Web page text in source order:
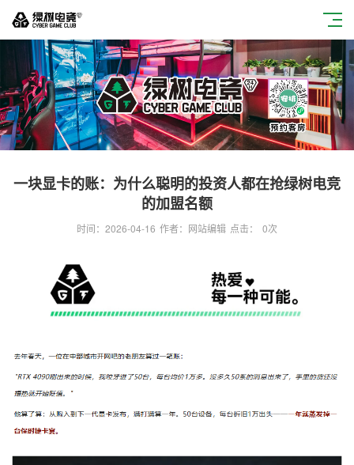
一块显卡的账：为什么聪明的投资人都在抢绿树电竞
的加盟名额
时间：2026-04-16 作者：网站编辑 点击： 0次